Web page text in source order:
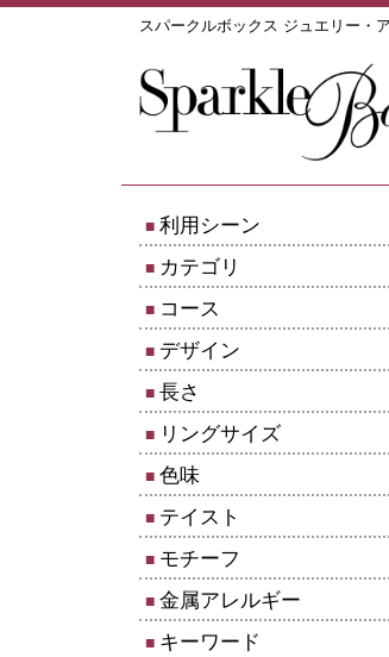
スパークルボックス ジュエリー・
利用シーン
カテゴリ
コース
デザイン
長さ
リングサイズ
色味
テイスト
モチーフ
金属アレルギー
キーワード